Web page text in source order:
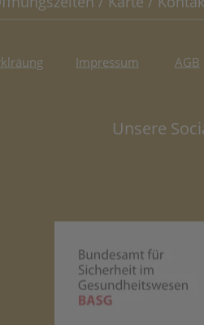
Impressum AGB
Unsere